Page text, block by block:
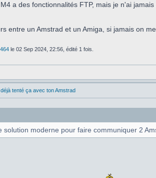
a des fonctionnalités FTP, mais je n'ai
entre un Amstrad et un Amiga, si jamais on
le 02 Sep 2024, 22:56, édité 1 fois.
tenté ça avec ton Amstrad
solution moderne pour faire communiquer 2